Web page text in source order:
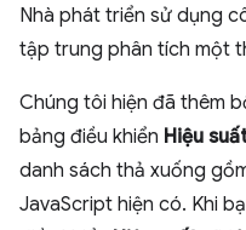
Nhà phát triển sử dụng
tập trung phân tích một
Chúng tôi hiện đã thêm
bảng điều khiển Hiệu
danh sách thả xuống
JavaScript hiện có. Khi